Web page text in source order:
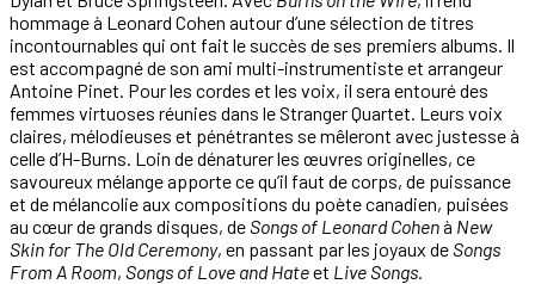
hommage à Leonard Cohen autour d’une sélection de titres
incontournables qui ont fait le succès de ses premiers albums. Il
est accompagné de son ami multi-instrumentiste et arrangeur
Antoine Pinet. Pour les cordes et les voix, il sera entouré des
femmes virtuoses réunies dans le Stranger Quartet. Leurs voix
claires, mélodieuses et pénétrantes se mêleront avec justesse à
celle d’H-Burns. Loin de dénaturer les œuvres originelles, ce
savoureux mélange apporte ce qu’il faut de corps, de puissance
et de mélancolie aux compositions du poète canadien, puisées
au cœur de grands disques, deSongs of Leonard Cohenà New
Skin for The Old Ceremony, en passant par les joyaux deSongs
From A Room, Songs of Love and Hateet Live Songs.